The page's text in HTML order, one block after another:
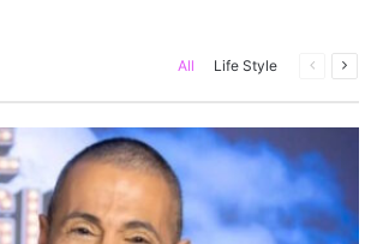
All Life Style
Previous
Next